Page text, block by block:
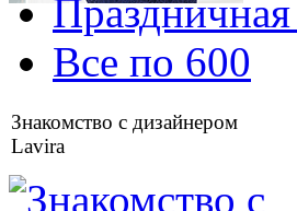
Все по 600
Знакомство с дизайнером
Lavira